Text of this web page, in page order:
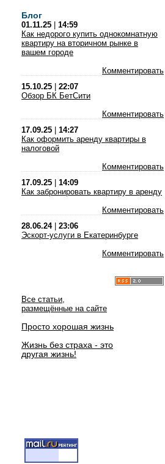
Блог
01.11.25
14:59
Как недорого купить однокомнатную
квартиру на вторичном рынке в
вашем городе
Комментировать
15.10.25
22:07
Обзор БК БетСити
Комментировать
17.09.25
14:27
Как оформить аренду квартиры в
налоговой
Комментировать
17.09.25
14:09
Как забронировать квартиру в аренду
Комментировать
28.06.24| 23:06
Эскорт-услуги в Екатеринбурге
Комментировать
Все статьи,
размещённые на сайте
Просто хорошая жизнь
Жизнь без страха - это
другая жизнь!